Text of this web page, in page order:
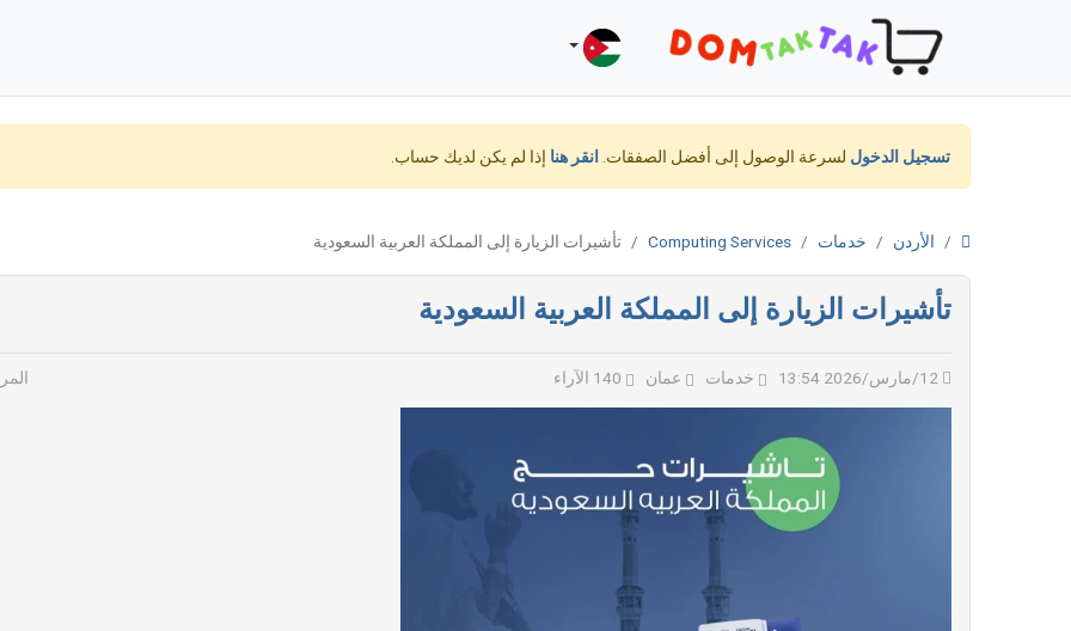
تسجيل الدخول لسرعة الوصول إلى أفضل الصفقات. انقر هنا إذا لم يكن لديك حساب.
الأردن خدمات Computing Services تأشيرات الزيارة إلى المملكة العربية السعودية
تأشيرات الزيارة إلى المملكة العربية السعودية
خدمات عمان